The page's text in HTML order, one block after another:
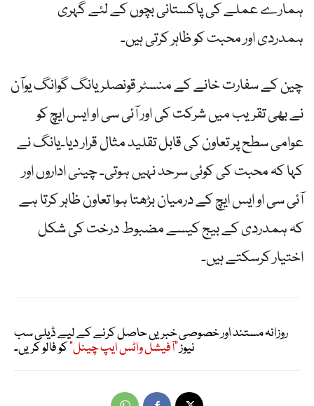
ہمارے عملے کی پاکستانی بچوں کے لئے گہری
ہمدردی اور محبت کو ظاہر کرتی ہیں۔
چین کے سفارت خانے کے منسٹر قونصلر یانگ گوانگ یوآن
نے بھی تقریب میں شرکت کی اور آئی سی او ایس ایچ کو
عوامی سطح پر تعاون کی قابل تقلید مثال قرار دیا۔یانگ نے
کہا کہ محبت کی کوئی سرحد نہیں ہوتی۔ چینی اداروں اور
آئی سی او ایس ایچ کے درمیان بڑھتا ہوا تعاون ظاہر کرتا ہے
کہ ہمدردی کے بیج کیسے مضبوط درخت کی شکل
اختیار کرسکتے ہیں۔
روزانہ مستند اور خصوصی خبریں حاصل کرنے کے لیے ڈیلی سب
نیوز"آفیشل واٹس ایپ چینل"کو فالو کریں۔